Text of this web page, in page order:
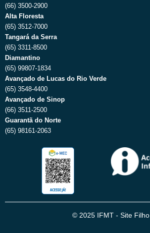
(66) 3500-2900
Alta Floresta
(65) 3512-7000
Tangará da Serra
(65) 3311-8500
Diamantino
(65) 99807-1834
Avançado de Lucas do Rio Verde
(65) 3548-4400
Avançado de Sinop
(66) 3511-2500
Guarantã do Norte
(65) 98161-2063
© 2025 IFMT - Site Filho